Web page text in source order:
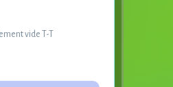
vide T-T